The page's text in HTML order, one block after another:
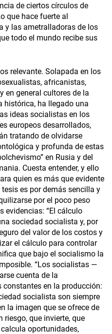
de ciertos círculos de
que hace fuerte al
y las ametralladoras de los
todo el mundo recibe sus
relevante. Solapada en los
africanistas,
en general cultores de la
histórica, ha llegado una
ideas socialistas en los
europeos desarrollados,
tratando de olvidarse
y profunda de estas
en Rusia y del
Cuesta entender, y ello
quien es más que evidente
es por demás sencilla y
por el poco peso
evidencias: “El cálculo
sociedad socialista y, por
del valor de los costos y
el cálculo para controlar
que bajo el socialismo la
“Los socialistas —
cuenta de la
en la producción:
socialista son siempre
la imagen que se ofrece de
riesgo, que invierte, que
oportunidades,